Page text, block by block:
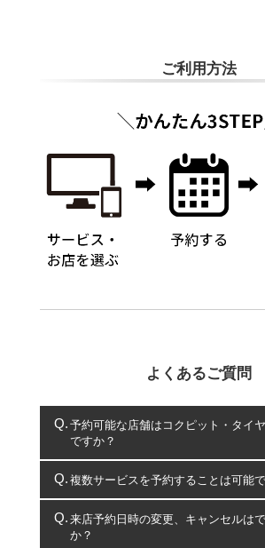
ご利用方法
よくあるご質問
予約可能な店舗はコクピット・タイ
ですか？
コクピット・タイヤ館のみとなりま
複数サービスを予約することは可能
複数サービスのご予約は可能です。
一部の商品・サービスの組み合わせに限り
来店予約日時の変更、キャンセルは
か？